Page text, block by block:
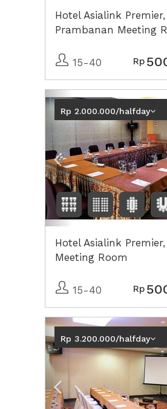
Hotel Asialink Premier,
Prambanan Meeting
15-40 Rp
Previous
Rp 2.000.000/halfday
Hotel Asialink
Meeting Room
15-40 Rp
Previous
Rp 3.200.000/halfday